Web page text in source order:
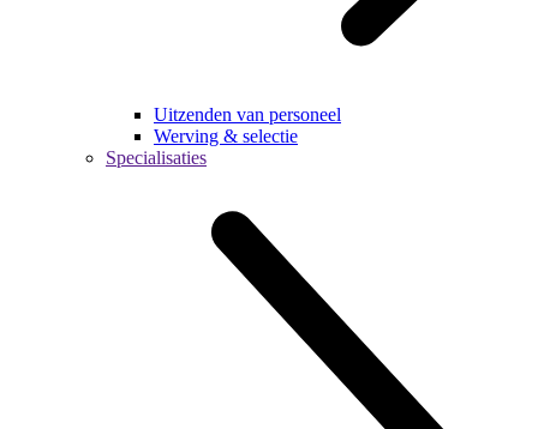
Uitzenden van personeel
Werving & selectie
Specialisaties